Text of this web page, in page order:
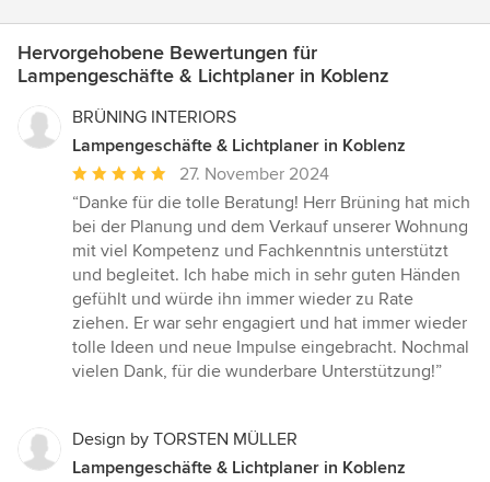
Hervorgehobene Bewertungen für
Lampengeschäfte & Lichtplaner in Koblenz
BRÜNING INTERIORS
Lampengeschäfte & Lichtplaner in Koblenz
Durchschnittliche
Bewertung:
5
von
5
Sternen
27. November 2024
“Danke für die tolle Beratung! Herr Brüning hat mich
bei der Planung und dem Verkauf unserer Wohnung
mit viel Kompetenz und Fachkenntnis unterstützt
und begleitet. Ich habe mich in sehr guten Händen
gefühlt und würde ihn immer wieder zu Rate
ziehen. Er war sehr engagiert und hat immer wieder
tolle Ideen und neue Impulse eingebracht. Nochmal
vielen Dank, für die wunderbare Unterstützung!”
Design by TORSTEN MÜLLER
Lampengeschäfte & Lichtplaner in Koblenz